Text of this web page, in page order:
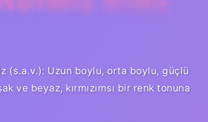
(s.a.v.): Uzun boylu, orta boylu, güçlü
ve beyaz, kırmızımsı bir renk tonuna